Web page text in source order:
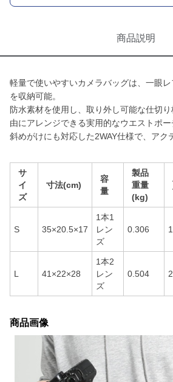
商品説明
軽量で使いやすいカメラバッグは、一眼
を収納可能。
防水素材を使用し、取り外し可能な仕切
由にアレンジできる実用的なウエストポー
斜めがけにも対応した2WAY仕様で、アク
サ
イ
ズ
寸法(cm)
容
量
製品
重量
(kg)
S 35×20.5×17
1本1
レン
ズ
0.306
L 41×22×28
1本2
レン
ズ
0.504
商品画像